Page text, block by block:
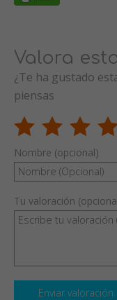
Valora
¿Te ha gustado
piensas
Nombre (opcional)
Tu valoración
Enviar valoración